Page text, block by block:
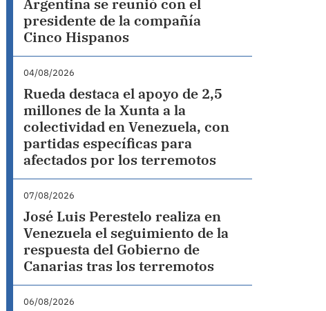
Argentina se reunió con el
presidente de la compañía
Cinco Hispanos
04/08/2026
Rueda destaca el apoyo de 2,5
millones de la Xunta a la
colectividad en Venezuela, con
partidas específicas para
afectados por los terremotos
07/08/2026
José Luis Perestelo realiza en
Venezuela el seguimiento de la
respuesta del Gobierno de
Canarias tras los terremotos
06/08/2026